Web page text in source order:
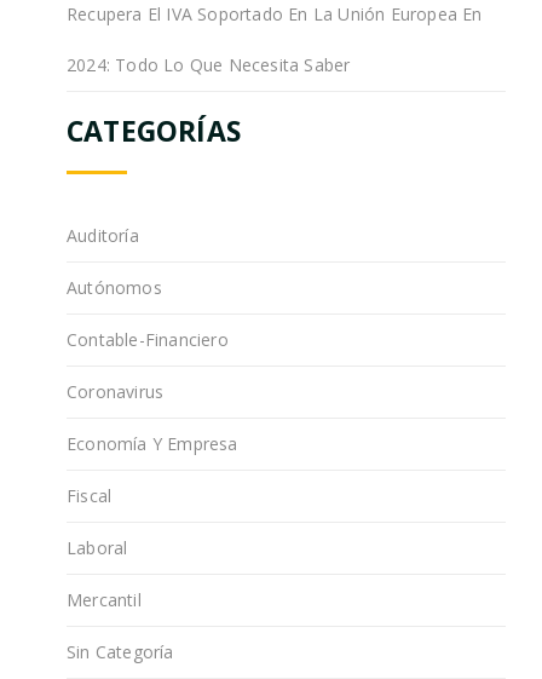
Recupera El IVA Soportado En La Unión Europea En
2024: Todo Lo Que Necesita Saber
CATEGORÍAS
Auditoría
Autónomos
Contable-Financiero
Coronavirus
Economía Y Empresa
Fiscal
Laboral
Mercantil
Sin Categoría